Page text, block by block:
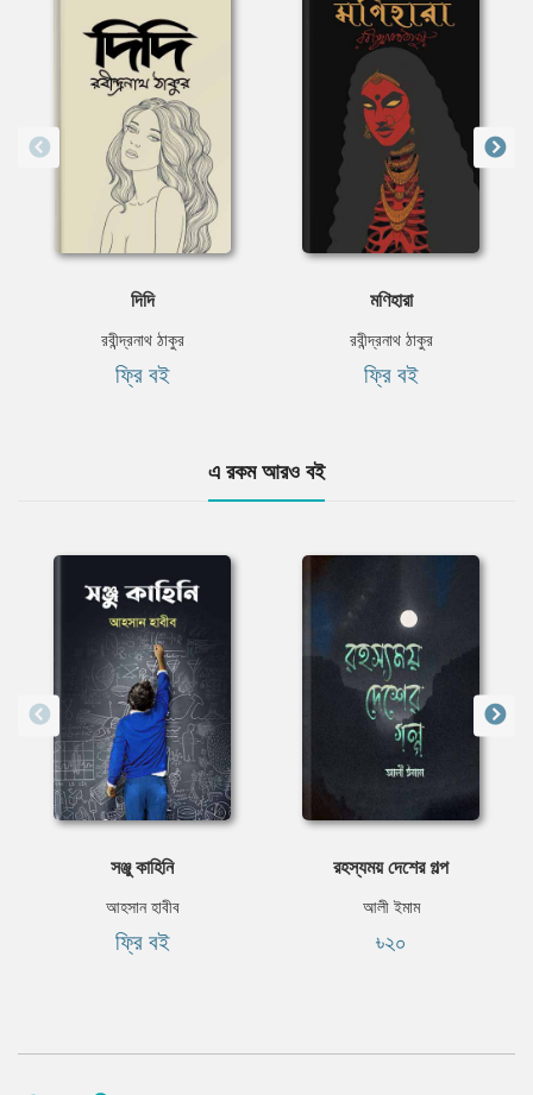
দিদি
রবীন্দ্রনাথ ঠাকুর
ফ্রি বই
মণিহারা
রবীন্দ্রনাথ ঠাকুর
ফ্রি বই
এ রকম আরও বই
সঞ্জু কাহিনি
আহসান হাবীব
ফ্রি বই
রহস্যময় দেশের গল্প
আলী ইমাম
৳২০